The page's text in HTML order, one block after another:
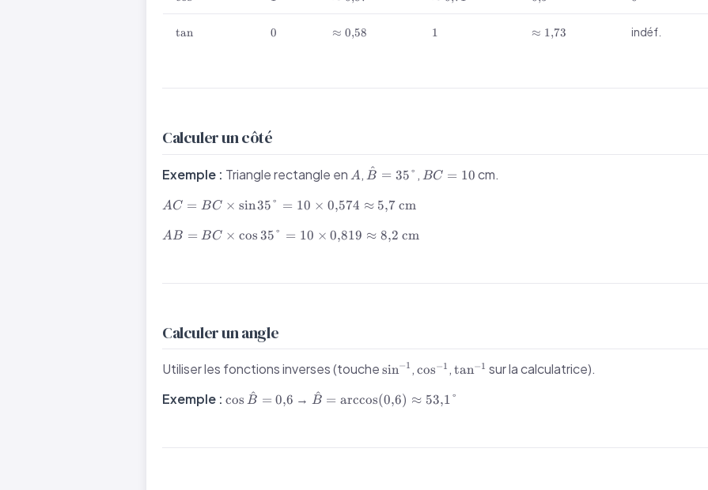
\tan
tan 0
0
\approx
≈ 0,58 11
\approx
≈ 1,73 indéf.
Calculer un côté
Exemple : Triangle rectangle en A
A, \hat{B}
B
^ = 35° , BC
BC = 10cm.
AC =
\times
5{,}7
\text{
AC = BC × sin35° = 10 × 0,574 ≈ 5,7cm
AB =
\times
0{,}819
8{,}2
cm}
AB = BC × cos35° = 10 × 0,819 ≈ 8,2 cm
Calculer un angle
Utiliser les fonctions inverses (touche\sin^{-1}
sin−1 ,\cos^{-1}
cos−1 ,\tan^{-1}
tan−1 sur la calculatrice).
Exemple : \cos\hat{B}
cos B
^ = 0,6 → \hat{B} =
\arccos(0{,}6)
B
^ = arccos(0,6) ≈ 53,1°